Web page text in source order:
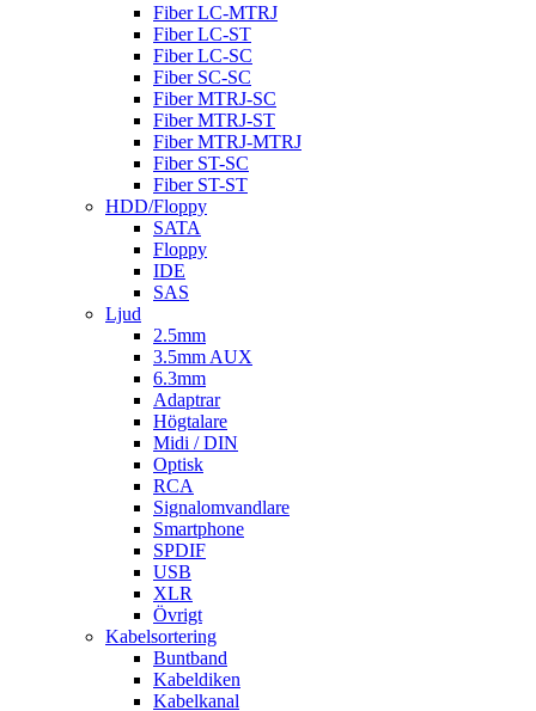
Fiber LC-MTRJ
Fiber LC-ST
Fiber LC-SC
Fiber SC-SC
Fiber MTRJ-SC
Fiber MTRJ-ST
Fiber MTRJ-MTRJ
Fiber ST-SC
Fiber ST-ST
HDD/Floppy
SATA
Floppy
IDE
SAS
Ljud
2.5mm
3.5mm AUX
6.3mm
Adaptrar
Högtalare
Midi / DIN
Optisk
RCA
Signalomvandlare
Smartphone
SPDIF
USB
XLR
Övrigt
Kabelsortering
Buntband
Kabeldiken
Kabelkanal